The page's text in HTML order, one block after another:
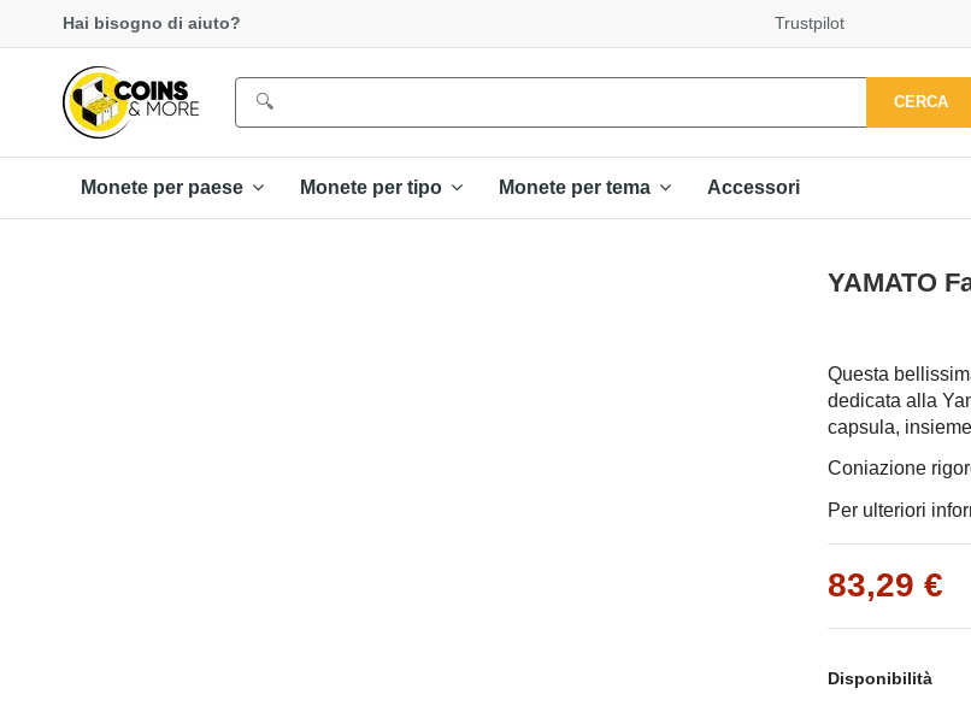
Hai bisogno di aiuto? Trustpilot
CERCA
Monete per paese Monete per tipo Monete per tema Accessori
YAMATO
Questa
dedicata alla
capsula,
Coniazione
Per ulteriori
83,29 €
Disponibilità